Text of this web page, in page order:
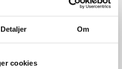
Detaljer Om
cookies